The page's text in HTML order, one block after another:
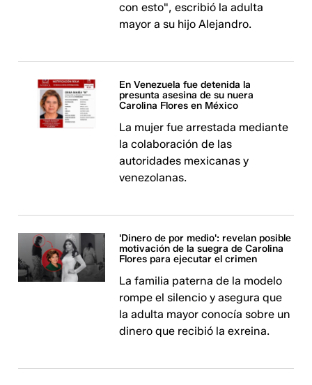
con esto", escribió la adulta
mayor a su hijo Alejandro.
En Venezuela fue detenida la
presunta asesina de su nuera
Carolina Flores en México
La mujer fue arrestada mediante
la colaboración de las
autoridades mexicanas y
venezolanas.
'Dinero de por medio': revelan posible
motivación de la suegra de Carolina
Flores para ejecutar el crimen
La familia paterna de la modelo
rompe el silencio y asegura que
la adulta mayor conocía sobre un
dinero que recibió la exreina.